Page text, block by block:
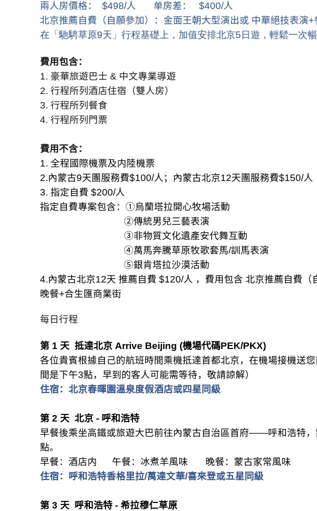
兩人房價格：
$498/人 单房差： $400/人
北京推薦自費（自願參加）：金面王朝大型演出或 中華絕技表演+
在「馳騁草原9天」行程基礎上，加值安排北京5日遊，輕鬆一次
費用包含：
1. 豪華旅遊巴士 & 中文專業導遊
2. 行程所列酒店住宿（雙人房）
3. 行程所列餐食
4. 行程所列門票
費用不含：
1. 全程國際機票及内陸機票
2.內蒙古9天團服務費$100/人；內蒙古北京12天團服務費$150/人
3. 指定自費 $200/人
指定自費專案包含： ①烏蘭塔拉開心牧場活動
②傳統男兒三藝表演
③非物質文化遺產安代舞互動
④萬馬奔騰草原牧歌套馬/訓馬表演
⑤銀肯塔拉沙漠活動
4.內蒙古北京12天 推薦自費 $120/人 ，費用包含 北京推薦自費（
晚餐+合生匯商業街
每日行程
第 1 天 抵達北京 Arrive Beijing (機場代碼PEK/PKX)
各位貴賓根據自己的航班時間乘機抵達首都北京，在機場接機送
間是下午3點，早到的客人可能需等待，敬請諒解）
住宿：北京春暉園溫泉度假酒店或四星同級
第 2 天 北京 - 呼和浩特
早餐後乘坐高鐵或旅遊大巴前往內蒙古自治區首府——呼和浩特
點。
早餐：酒店内
午餐：冰煮羊風味
晚餐：蒙古家常風味
住宿：呼和浩特香格里拉/萬達文華/喜來登或五星同級
第 3 天 呼和浩特 - 希拉穆仁草原